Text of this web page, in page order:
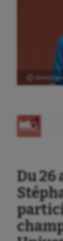
Ⓒ Gazette
Du 26